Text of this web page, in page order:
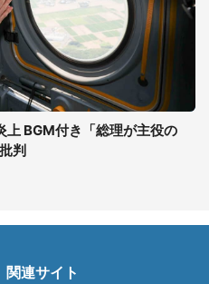
上 BGM付き「総理が主役の
判
関連サイト